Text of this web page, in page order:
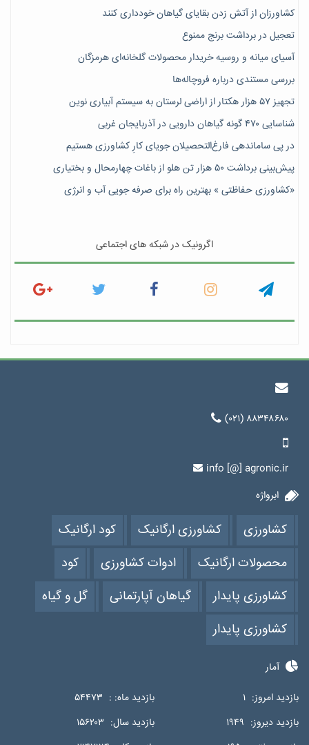
کشاورزان از آتش زدن بقایای گیاهان خودداری کنند
تعجیل در برداشت برنج ممنوع
آسیای میانه و روسیه خریدار محصولات گلخانه‌ای هرمزگان
بررسی مستندی درباره فروچاله‌ها
تجهیز ۵۷ هزار هکتار از اراضی لرستان به سیستم آبیاری نوین
شناسایی ۴۷٠ گونه گیاهان دارویی در آذربایجان غربی
در پی ساماندهی فارغ‌التحصیلان جویای کارِ کشاورزی هستیم
پیش‎‌بینی برداشت ۵۰ هزار تن هلو از باغات چهارمحال و بختیاری
«کشاورزی حفاظتی » بهترین راه برای صرفه جویی آب و انرژی
اگرونیک در شبکه های اجتماعی
(۰۲۱) ۸۸۳۴۸۶۸۰
info [@] agronic.ir
ابرواژه
کشاورزی کشاورزی ارگانیک
کود ارگانیک
محصولات ارگانیک
ادوات کشاورزی
کود
کشاورزی پایدار
گیاهان آپارتمانی
گل و گیاه
کشاورزی پایدار
آمار
بازدید امروز: ۱ بازدید ماه: : ۵۴۴۷۳
بازدید دیروز: ۱۹۴۹ بازدید سال: ۱۵۶۲۰۳